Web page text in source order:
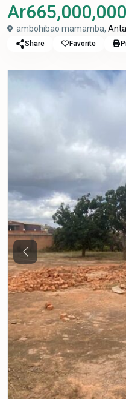
Ar665,000,000
ambohibao mamamba,
Share Favorite
Previous